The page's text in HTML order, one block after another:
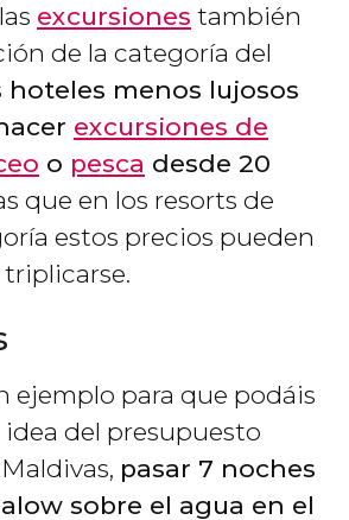
excursiones también
de la categoría del
hoteles menos lujosos
excursiones de
o pesca desde 20
que en los resorts de
estos precios pueden
ejemplo para que podáis
del presupuesto
pasar 7 noches
sobre el agua en el